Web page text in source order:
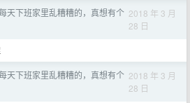
天下班家里乱糟糟的，真想有个 2018 年 3 月
28 日
天下班家里乱糟糟的，真想有个 2018 年 3 月
28 日